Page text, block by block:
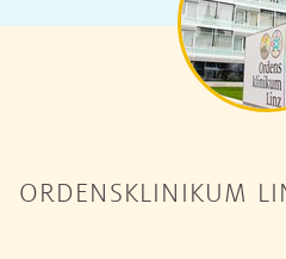
ORDENSKLINIKUM